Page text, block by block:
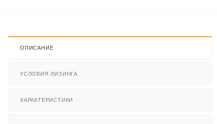
ОПИСАНИЕ
УСЛОВИЯ ЛИЗИНГА
ХАРАКТЕРИСТИКИ